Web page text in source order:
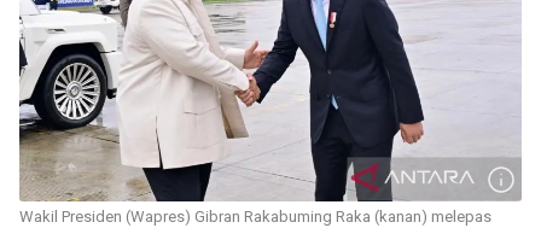
Wakil Presiden (Wapres) Gibran Rakabuming Raka (kanan) melepas